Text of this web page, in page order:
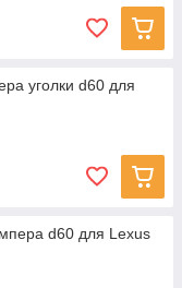
уголки d60 для
d60 для Lexus